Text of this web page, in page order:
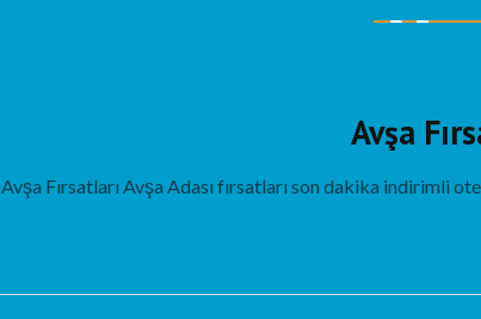
Avşa
Avşa Fırsatları Avşa Adası fırsatları son dakika indirimli